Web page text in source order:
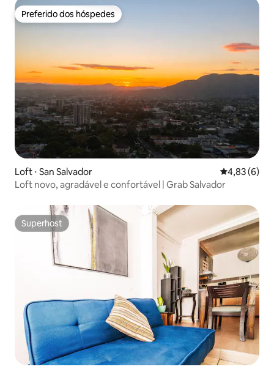
Preferido dos hóspedes
Preferido dos hóspedes
Loft ⋅ San Salvador 4,83 de uma
4,83 (6)
Loft novo, agradável e confortável | Grab Salvador
Superhost
Superhost